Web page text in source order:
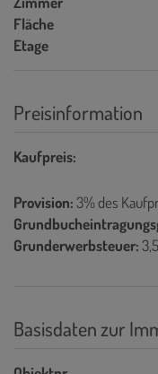
Fläche
Etage
Preisinformation
Kaufpreis:
Provision:3% des
Grunderwerbsteuer:
Basisdaten zur